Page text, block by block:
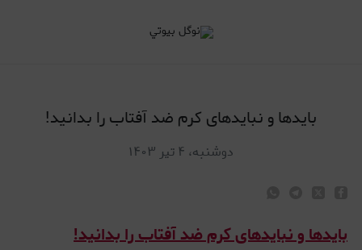
بایدها و نبایدهای کرم ضد آفتاب را بدانید!
دوشنبه، ۴ تیر ۱۴۰۳
بایدها و نبایدهای کرم ضد آفتاب را بدانید!